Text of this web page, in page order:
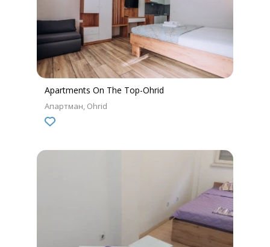
Apartments On The Top-Ohrid
Апартман Ohrid